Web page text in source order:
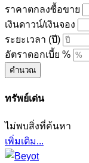
ราคาตกลงซื้อขาย
เงินดาวน์/เงินจอง
ระยะเวลา (ปี)
อัตราดอกเบี้ย %
คำนวณ
ทรัพย์เด่น
ไม่พบสิ่งที่ค้นหา
เพิ่มเติม...